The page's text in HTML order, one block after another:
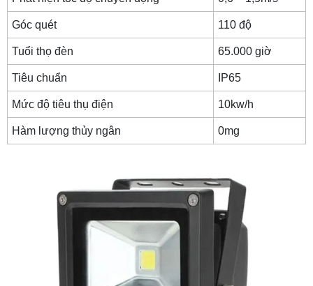
Góc quét 110 độ
Tuổi thọ đèn 65.000 giờ
Tiêu chuẩn IP65
Mức độ tiêu thụ điện 10kw/h
Hàm lượng thủy ngân 0mg